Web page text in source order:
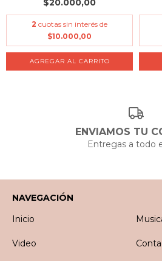
$20.000,00
2 cuotas sin interés de
$10.000,00
ENVIAMOS TU
Entregas a todo
NAVEGACIÓN
Inicio
Video